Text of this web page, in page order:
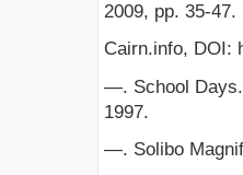
2009, pp. 35-47.
Cairn.info, DOI:
—. School Days.
1997.
—. Solibo